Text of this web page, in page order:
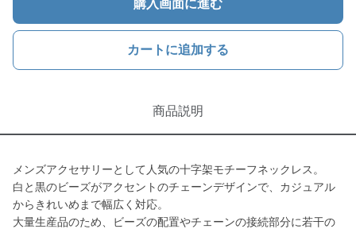
購入画面に進む
カートに追加する
商品説明
メンズアクセサリーとして人気の十字架モチーフネックレス。
白と黒のビーズがアクセントのチェーンデザインで、カジュアル
からきれいめまで幅広く対応。
大量生産品のため、ビーズの配置やチェーンの接続部分に若干の